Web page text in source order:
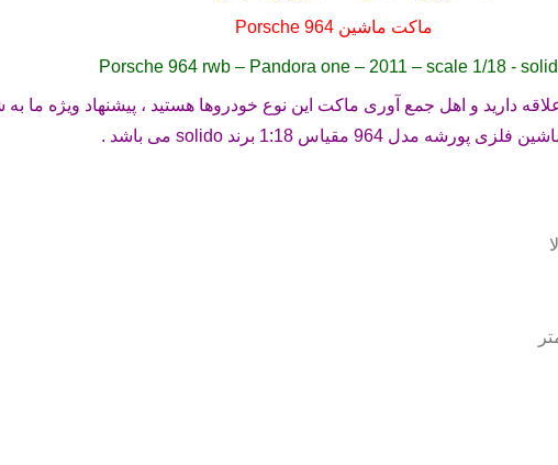
ماکت ماشینPorsche 964
Porsche 964 rwb – Pandora one – 2011 – scale 1/18 -
دارید و اهل جمع آوری ماکت این نوع خودروها هستید ، پیشنهاد ویژه ما
فلزی پورشه مدل 964 مقیاس 1:18 برند
solidoمی باشد .